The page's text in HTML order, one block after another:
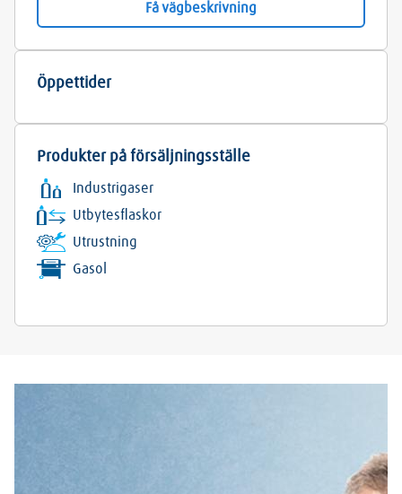
Få vägbeskrivning
Öppettider
Produkter på försäljningsställe
Industrigaser
Utbytesflaskor
Utrustning
Gasol